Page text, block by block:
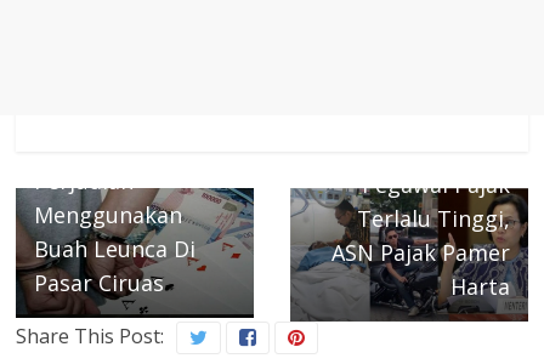
Perjudian
Menggunakan
Buah Leunca Di
Pasar Ciruas
Pegawai Pajak
Terlalu Tinggi,
ASN Pajak Pamer
Harta
Share This Post: